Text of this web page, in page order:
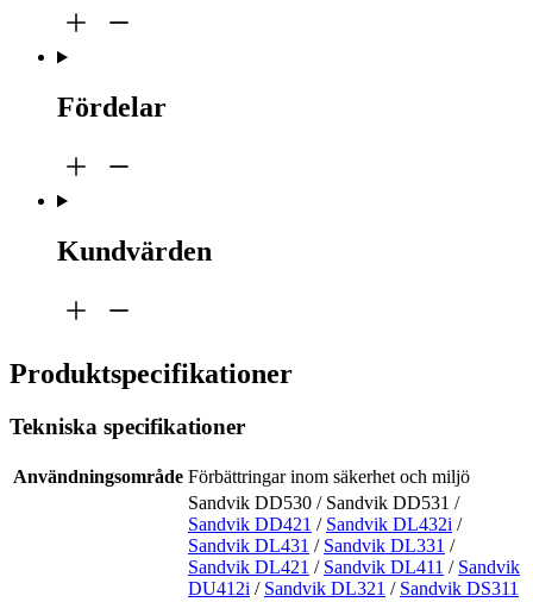
Fördelar
Kundvärden
Produktspecifikationer
Tekniska specifikationer
Användningsområde Förbättringar inom säkerhet och miljö
Sandvik DD530 / Sandvik DD531 /
Sandvik DD421 / Sandvik DL432i /
Sandvik DL431 / Sandvik DL331 /
Sandvik DL421 / Sandvik DL411 / Sandvik
DU412i / Sandvik DL321 / Sandvik DS311